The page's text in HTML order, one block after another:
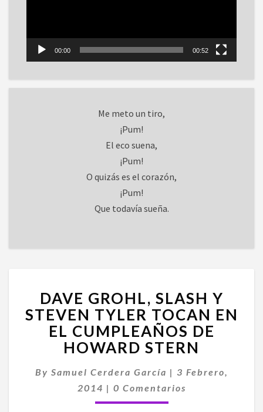
00:00 00:52
Me meto un tiro,
¡Pum!
El eco suena,
¡Pum!
O quizás es el corazón,
¡Pum!
Que todavía sueña.
GROHL,
SLASH
Y
STEVEN
TYLER
EN
EL
CUMPLEAÑOS
DAVE GROHL, SLASH Y
STEVEN TYLER TOCAN EN
EL CUMPLEAÑOS DE
HOWARD STERN
By Samuel Cerdera García | 3 Febrero,
2014 | Comentarios
0 Comentarios